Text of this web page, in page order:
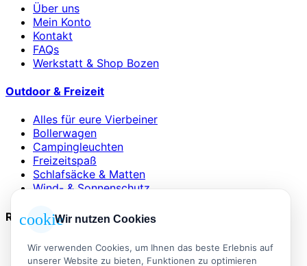
Über uns
Mein Konto
Kontakt
FAQs
Werkstatt & Shop Bozen
Outdoor & Freizeit
Alles für eure Vierbeiner
Bollerwagen
Campingleuchten
Freizeitspaß
Schlafsäcke & Matten
Wind- & Sonnenschutz
Rechtliches
AGB
Impressum
cookieWir nutzen Cookies
Wir verwenden Cookies, um Ihnen das beste Erlebnis auf
unserer Website zu bieten, Funktionen zu optimieren